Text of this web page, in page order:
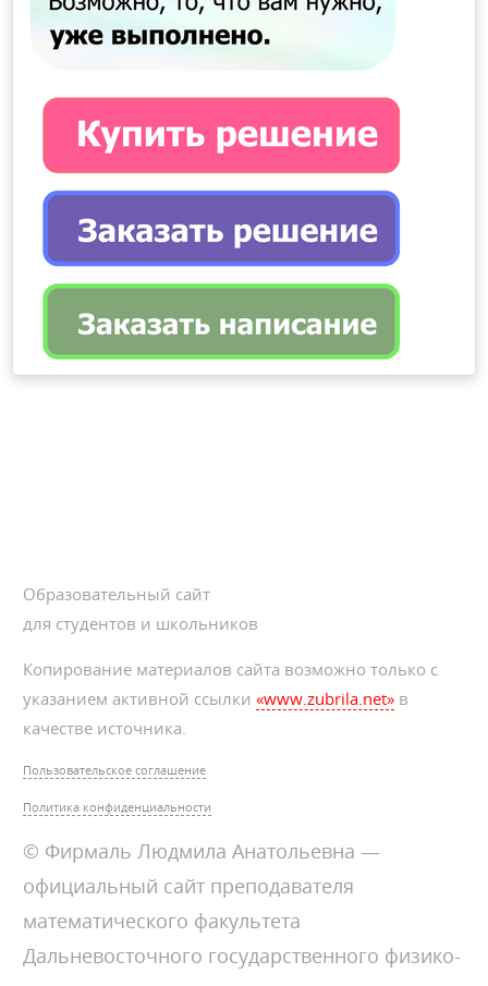
Образовательный сайт
для студентов и школьников
Копирование материалов сайта возможно только с
указанием активной ссылки«www.zubrila.net» в
качестве источника.
Пользовательское соглашение
Политика конфиденциальности
© Фирмаль Людмила Анатольевна —
официальный сайт преподавателя
математического факультета
Дальневосточного государственного физико-